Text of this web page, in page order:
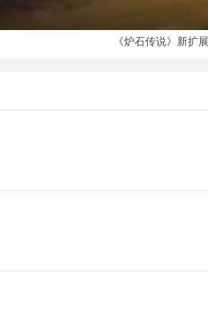
《炉石传说》新扩